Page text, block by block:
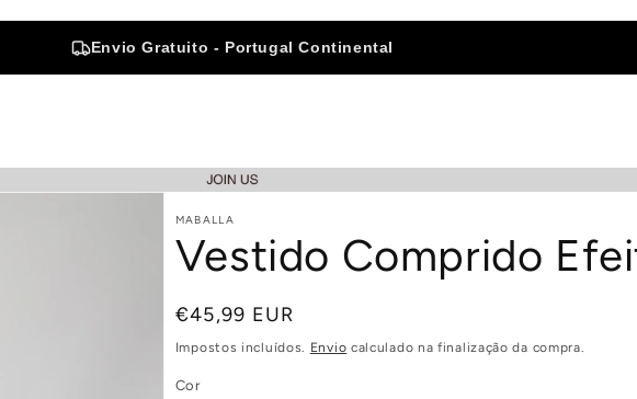
a
Envio Gratuito - Portugal Continental
MABALLA
Vestido Comprido
Preço
normal
€45,99 EUR
Impostos incluídos. Envio calculado na finalização da compra.
Cor